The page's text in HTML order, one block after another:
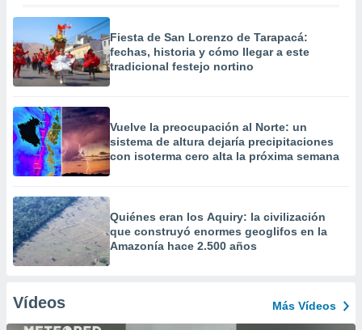
Fiesta de San Lorenzo de Tarapacá:
fechas, historia y cómo llegar a este
tradicional festejo nortino
Vuelve la preocupación al Norte: un
sistema de altura dejaría precipitaciones
con isoterma cero alta la próxima semana
Quiénes eran los Aquiry: la civilización
que construyó enormes geoglifos en la
Amazonía hace 2.500 años
Vídeos Más Vídeos